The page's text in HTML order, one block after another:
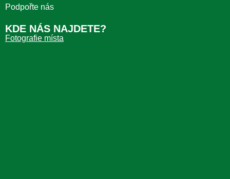
Podpořte nás
KDE NÁS NAJDETE?
Fotografie místa